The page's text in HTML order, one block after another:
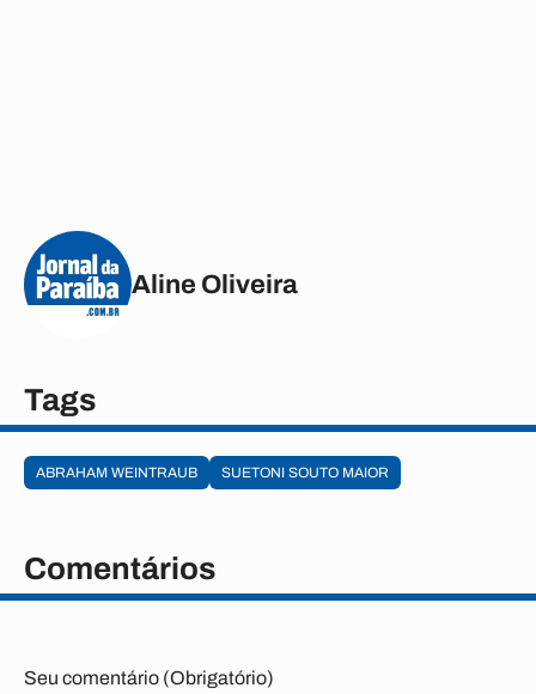
Aline Oliveira
Tags
ABRAHAM WEINTRAUB SUETONI SOUTO MAIOR
Comentários
Seu comentário (Obrigatório)